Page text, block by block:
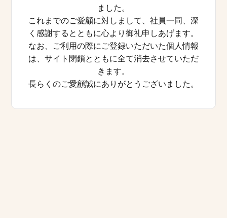
ました。
これまでのご愛顧に対しまして、社員一同、深
く感謝するとともに心より御礼申しあげます。
なお、ご利用の際にご登録いただいた個人情報
は、サイト閉鎖とともに全て消去させていただ
きます。
長らくのご愛顧誠にありがとうございました。